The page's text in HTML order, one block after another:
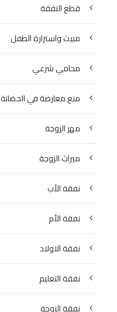
قطع النفقة
مبيت واستزارة الطفل
محامي شرعي
منع معارضة في الحضانة
مهر الزوجة
ميراث الزوجة
نفقة الأب
نفقة الأم
نفقة الاولاد
نفقة التعليم
نفقة الزوجة